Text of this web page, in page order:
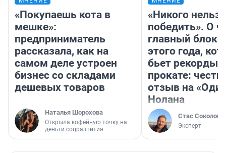
«Покупаешь кота в
мешке»:
предприниматель
рассказала, как на
самом деле устроен
бизнес со складами
дешевых товаров
Наталья Шорохова
Открыла кофейную точку на
деньги соцразвития
«Никого нельзя
победить». О
главный
этого года,
бьет рекорды в
прокате:
отзыв на
Нолана
Стас Соколов
Эксперт